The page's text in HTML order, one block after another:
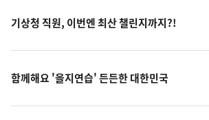
기상청 직원, 이번엔 최산 챌린지까지?!
함께해요 '을지연습' 든든한 대한민국